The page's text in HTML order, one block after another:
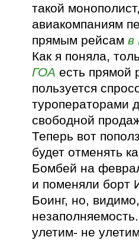
такой
авиакомпаниям
прямым рейсамв
Как я поняла,
ГОА есть прямой
пользуется
туроператорами
свободной
Теперь вот
будет отменять
Бомбей на
и поменяли борт
Боинг, но,
улетим- не